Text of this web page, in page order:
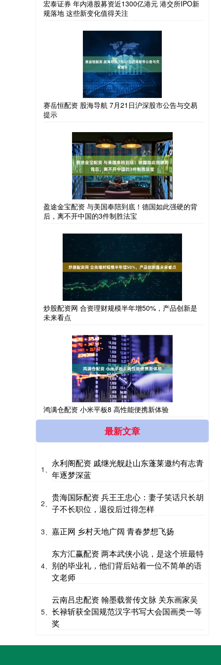
宏泰证券 年内港股募资近1300亿港元 港交所IPO新
规落地 这些新变化值得关注
赛岳恒配资 股海导航 7月21日沪深股市公告与交易
提示
盈途金宝配资 与美国奉陪到底！德国如此强硬的背
后，离不开中国的3件制胜法宝
炒股配资网 合资理财规模半年增50%，产品创新是
未来看点
鸿满仓配资 小米平板8 高性能便携新体验
最新文章
1、
永利阁配资 戚继光舰赴山东蓬莱邀约有志青
年逐梦深蓝
2、
贵海国际配资 兵王王忠心：妻子笑话只长胡
子不长职位，退役后过得怎样
3、 嘉正网 乡村天地广阔 青春梦想飞扬
4、
东方汇赢配资 两本武侠小说，是这个班最特
别的毕业礼，他们背后站着一位不简单的语
文老师
5、
云南吕忠配资 翰墨载誉传文脉 关东画家吴
长禄斩获全国规范汉字书写大会国画类一等
奖